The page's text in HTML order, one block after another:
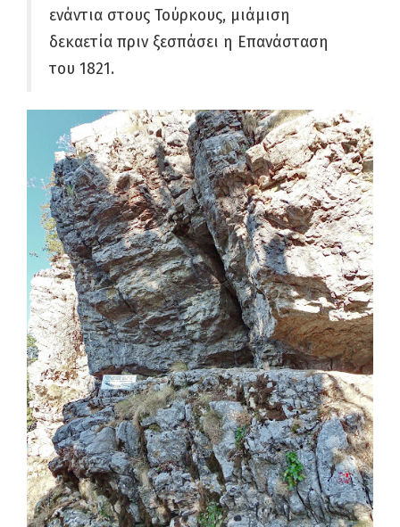
ενάντια στους Τούρκους, μιάμιση
δεκαετία πριν ξεσπάσει η Επανάσταση
του 1821.